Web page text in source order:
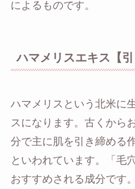
によるものです。
ハマメリスエキス【引
ハマメリスという北米に
スになります。古くから
分で主に肌を引き締める
といわれています。「毛
おすすめされる成分です。